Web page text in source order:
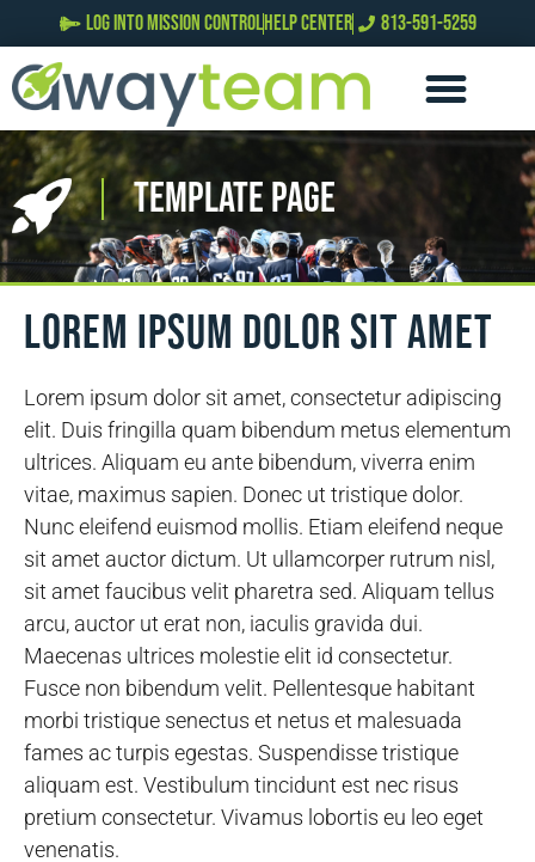
LOG INTO MISSION CONTROLHELP CENTER 813-591-5259
Template Page
Lorem ipsum dolor sit amet
Lorem ipsum dolor sit amet, consectetur adipiscing
elit. Duis fringilla quam bibendum metus elementum
ultrices. Aliquam eu ante bibendum, viverra enim
vitae, maximus sapien. Donec ut tristique dolor.
Nunc eleifend euismod mollis. Etiam eleifend neque
sit amet auctor dictum. Ut ullamcorper rutrum nisl,
sit amet faucibus velit pharetra sed. Aliquam tellus
arcu, auctor ut erat non, iaculis gravida dui.
Maecenas ultrices molestie elit id consectetur.
Fusce non bibendum velit. Pellentesque habitant
morbi tristique senectus et netus et malesuada
fames ac turpis egestas. Suspendisse tristique
aliquam est. Vestibulum tincidunt est nec risus
pretium consectetur. Vivamus lobortis eu leo eget
venenatis.